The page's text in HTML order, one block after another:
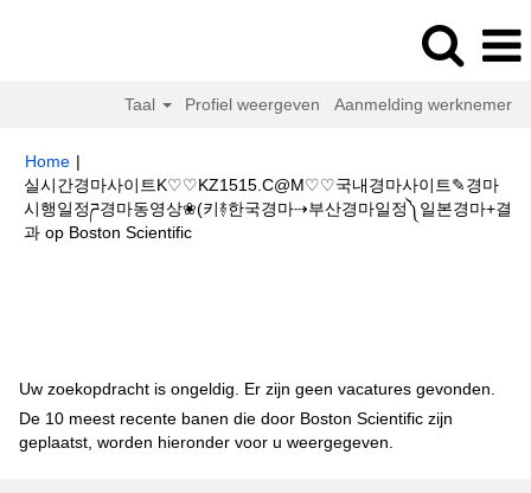
Taal Profiel weergeven Aanmelding werknemer
Home |
실시간경마사이트K♡♡KZ1515.C@M♡♡국내경마사이트✎경마
시행일정ཌ경마동영상❀(키࿈한국경마⇢부산경마일정༽일본경마+결
과 op Boston Scientific(huidige
Uw zoekopdracht is ongeldig. Er zijn geen vacatures gevonden.
De 10 meest recente banen die door Boston Scientific zijn
geplaatst, worden hieronder voor u weergegeven.